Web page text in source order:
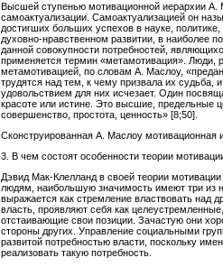
Высшей ступенью мотивационной иерархии А.
самоактуализации. Самоактуализацией он
достигших больших успехов в науке,
духовно-нравственном развитии, в наиболее
данной совокупности потребностей,
применяется термин «метамотивация». Люди,
метамотивацией, по словам А. Маслоу,
трудятся над тем, к чему призвала их судьба,
удовольствием для них исчезает. Один
красоте или истине. Это высшие, предельные
совершенство, простота, ценность» [8;50].
Сконструированная А. Маслоу мотивационная
3. В чем состоят особенности теории
Дэвид Мак-Клелланд в своей теории
людям, наибольшую значимость имеют три из
выражается как стремление властвовать над
власть, проявляют себя как
отстаивающие свои позиции. Зачастую они
стороны других. Управление социальными
развитой потребностью власти, поскольку
реализовать такую потребность.